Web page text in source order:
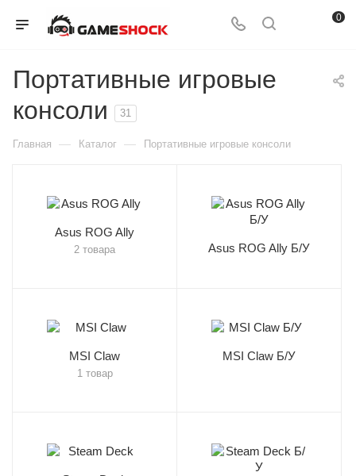
0
Портативные игровые
консоли
31
Главная — Каталог — Портативные игровые консоли
Asus ROG Ally
2 товара Asus ROG Ally Б/У
MSI Claw
1 товар
MSI Claw Б/У